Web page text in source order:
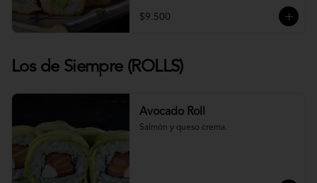
$9.500
Los de Siempre (ROLLS)
Avocado Roll
Salmón y queso crema.